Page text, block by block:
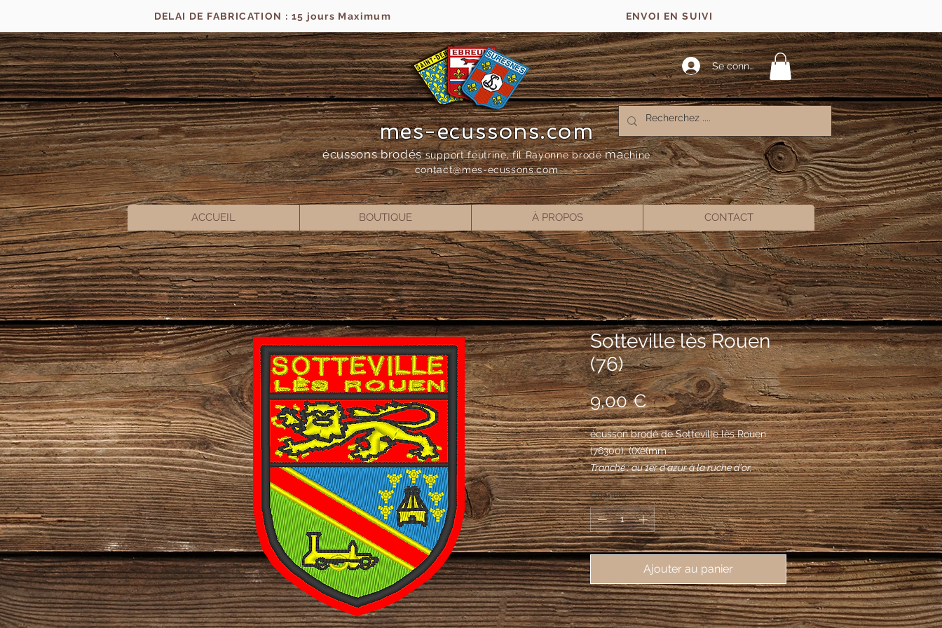
DELAI DE FABRICATION : 15 jours Maximum ENVOI EN SUIVI
Se connecter
mes-ecussons.com
écussons brodés support feutrine, fil Rayonne brodémachine
contact@mes-ecussons.com
ACCUEIL BOUTIQUE À PROPOS CONTACT
Sotteville lès Rouen
(76)
9,00 €Prix
écusson brodé de Sotteville lès Rouen
(76300), ((Xè(mm
Tranché : au 1er d'azur à la ruche d'or,
ouverte de gueules, accompagnée de sept
abeilles en vol et ordonnées en orle, au 2e de
sinople à la locomotive ancienne « Buddicom
» d'or, à la cotice de gueules bordée d'or
brochant sur la partition; au chef de gueules
chargé d'un léopard d'or.
Quantité *
Ajouter au panier